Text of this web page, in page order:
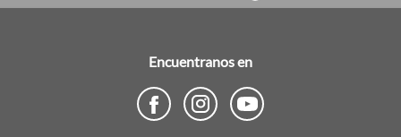
Encuentranos en